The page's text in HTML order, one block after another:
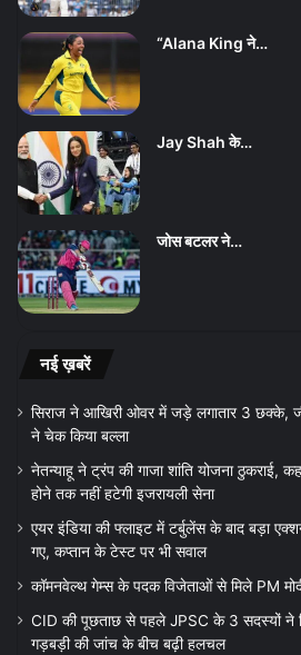
“Alana King ने…
Jay Shah के…
जोस बटलर ने…
नई ख़बरें
सिराज ने आखिरी ओवर में जड़े लगातार 3 छक्के,
ने चेक किया बल्ला
नेतन्याहू ने ट्रंप की गाजा शांति योजना ठुकराई,
होने तक नहीं हटेगी इजरायली सेना
एयर इंडिया की फ्लाइट में टर्बुलेंस के बाद बड़ा
गए, कप्तान के टेस्ट पर भी सवाल
कॉमनवेल्थ गेम्स के पदक विजेताओं से मिले PM
CID की पूछताछ से पहले JPSC के 3 सदस्यों ने
गड़बड़ी की जांच के बीच बढ़ी हलचल